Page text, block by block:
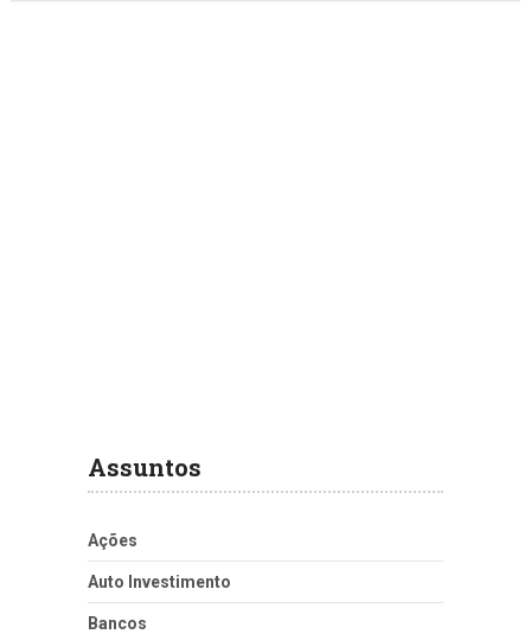
Assuntos
Ações
Auto Investimento
Bancos